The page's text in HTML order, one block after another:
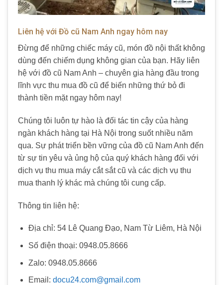
Liên hệ với Đồ cũ Nam Anh ngay hôm nay
Đừng để những chiếc máy cũ, món đồ nội thất không
dùng đến chiếm dụng không gian của bạn. Hãy liên
hệ với đồ cũ Nam Anh – chuyên gia hàng đầu trong
lĩnh vực thu mua đồ cũ để biến những thứ bỏ đi
thành tiền mặt ngay hôm nay!
Chúng tôi luôn tự hào là đối tác tin cậy của hàng
ngàn khách hàng tại Hà Nội trong suốt nhiều năm
qua. Sự phát triển bền vững của đồ cũ Nam Anh đến
từ sự tin yêu và ủng hộ của quý khách hàng đối với
dịch vụ thu mua máy cắt sắt cũ và các dịch vụ thu
mua thanh lý khác mà chúng tôi cung cấp.
Thông tin liên hệ:
Địa chỉ: 54 Lê Quang Đạo, Nam Từ Liêm, Hà Nội
Số điện thoại: 0948.05.8666
Zalo: 0948.05.8666
Email: docu24.com@gmail.com